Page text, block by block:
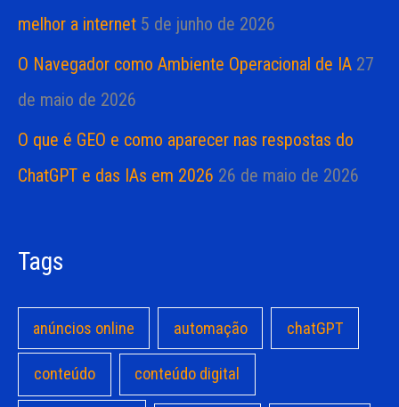
melhor a internet 5 de junho de 2026
O Navegador como Ambiente Operacional de IA 27
de maio de 2026
O que é GEO e como aparecer nas respostas do
ChatGPT e das IAs em 2026 26 de maio de 2026
Tags
anúncios online automação chatGPT
conteúdo conteúdo digital